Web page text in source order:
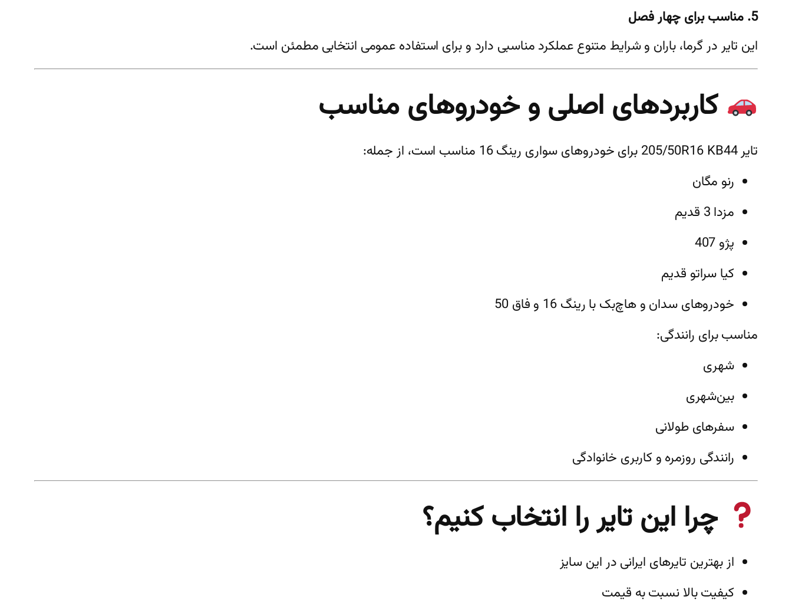
5. مناسب برای چهار فصل
این تایر در گرما، باران و شرایط متنوع عملکرد مناسبی دارد و برای استفاده عمومی انتخابی مطمئن است.
کاربردهای اصلی و خودروهای مناسب
تایر 205/50R16 KB44 برای خودروهای سواری رینگ 16 مناسب است، از جمله:
رنو مگان
مزدا 3 قدیم
پژو 407
کیا سراتو قدیم
خودروهای سدان و هاچ‌بک با رینگ 16 و فاق 50
مناسب برای رانندگی:
شهری
بین‌شهری
سفرهای طولانی
رانندگی روزمره و کاربری خانوادگی
چرا این تایر را انتخاب کنیم؟
از بهترین تایرهای ایرانی در این سایز
کیفیت بالا نسبت به قیمت